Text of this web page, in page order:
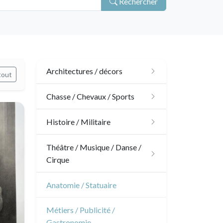
Architectures / décors
Architecture
Architecture d'intérieur
Chasse / Chevaux / Sports
Chasse
Sports
Histoire / Militaire
Militaire
Napoléon et Empire
Théâtre / Musique / Danse /
Cirque
Théâtre
Anatomie / Statuaire
Métiers / Publicité /